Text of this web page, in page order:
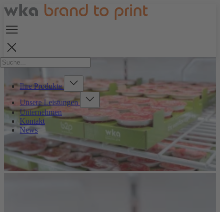
Ihre Produkte
Unsere Leistungen
Unternehmen
Kontakt
News